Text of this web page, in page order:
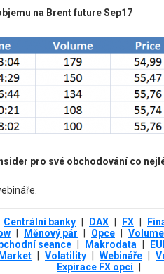
na Brent future Sep17
pro své obchodování co
Centrální banky DAX FX
Měnový pár Opce
Volume
seance Makrodata
Market Volatility Webináře
Expirace FX opcí